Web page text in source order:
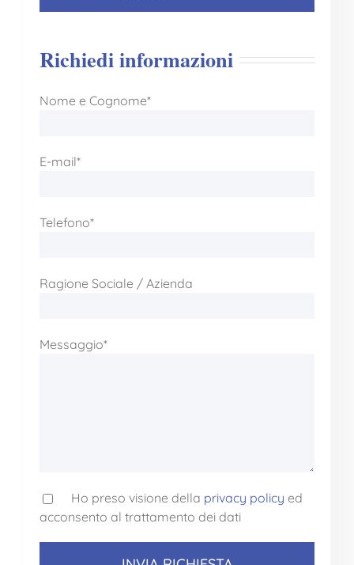
Richiedi informazioni
Nome e Cognome*
E-mail*
Telefono*
Ragione Sociale / Azienda
Messaggio*
Ho preso visione della privacy policy ed
acconsento al trattamento dei dati